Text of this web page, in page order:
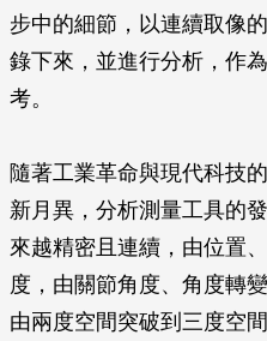
步中的細節，以連續取像
錄下來，並進行分析，作
考。
隨著工業革命與現代科技
新月異，分析測量工具的
來越精密且連續，由位置
度，由關節角度、角度轉
由兩度空間突破到三度空